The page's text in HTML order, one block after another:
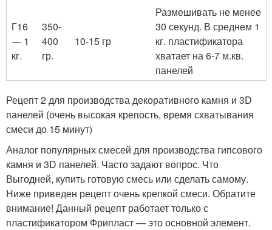
Г16
— 1
кг.
350-
400
гр.
10-15 гр
Размешивать не менее
30 секунд. В среднем 1
кг. пластификатора
хватает на 6-7 м.кв.
панелей
Рецепт 2 для производства декоративного камня и 3D
панелей (очень высокая крепость, время схватывания
смеси до 15 минут)
Аналог популярных смесей для производства гипсового
камня и 3D панелей. Часто задают вопрос. Что
Выгодней, купить готовую смесь или сделать самому.
Ниже приведен рецепт очень крепкой смеси. Обратите
внимание! Данный рецепт работает только с
пластификатором Фрипласт — это основной элемент.